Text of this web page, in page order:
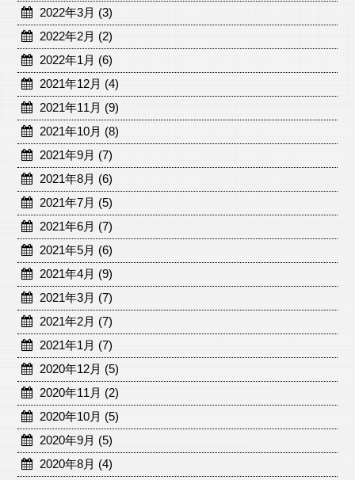
2022年3月 (3)
2022年2月 (2)
2022年1月 (6)
2021年12月 (4)
2021年11月 (9)
2021年10月 (8)
2021年9月 (7)
2021年8月 (6)
2021年7月 (5)
2021年6月 (7)
2021年5月 (6)
2021年4月 (9)
2021年3月 (7)
2021年2月 (7)
2021年1月 (7)
2020年12月 (5)
2020年11月 (2)
2020年10月 (5)
2020年9月 (5)
2020年8月 (4)